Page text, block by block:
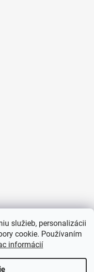
služieb, personalizácii
cookie. Používaním
informácií